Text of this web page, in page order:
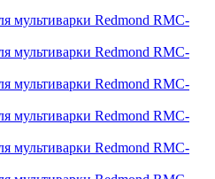
мультиварки Redmond RMC-
мультиварки Redmond RMC-
мультиварки Redmond RMC-
мультиварки Redmond RMC-
мультиварки Redmond RMC-